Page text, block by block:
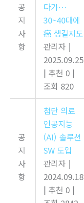
공
지
사
항
다가…
30~40대에
癌 생길지도
관리자 |
2025.09.25
| 추천 0 |
조회 820
공
지
사
항
첨단 의료
인공지능
(AI) 솔루션
SW 도입
관리자 |
2024.09.18
| 추천 0 |